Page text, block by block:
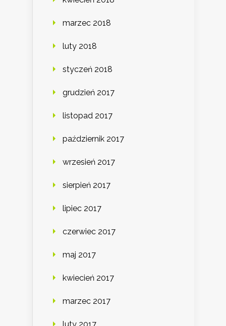
marzec 2018
luty 2018
styczeń 2018
grudzień 2017
listopad 2017
październik 2017
wrzesień 2017
sierpień 2017
lipiec 2017
czerwiec 2017
maj 2017
kwiecień 2017
marzec 2017